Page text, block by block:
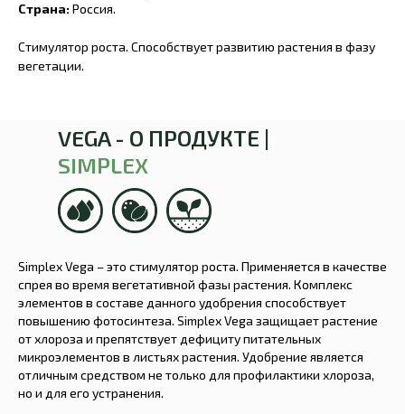
Страна:Россия.
Стимулятор роста. Способствует развитию растения в фазу
вегетации.
VEGA - О ПРОДУКТЕ |
SIMPLEX
Simplex Vega – это стимулятор роста. Применяется в качестве
спрея во время вегетативной фазы растения. Комплекс
элементов в составе данного удобрения способствует
повышению фотосинтеза. Simplex Vega защищает растение
от хлороза и препятствует дефициту питательных
микроэлементов в листьях растения. Удобрение является
отличным средством не только для профилактики хлороза,
но и для его устранения.